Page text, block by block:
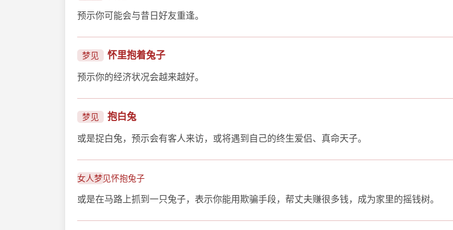
预示你可能会与昔日好友重逢。
梦见 怀里抱着兔子
预示你的经济状况会越来越好。
梦见 抱白兔
或是捉白兔，预示会有客人来访，或将遇到自己的终生爱侣、真命天子。
女人梦见怀抱兔子
或是在马路上抓到一只兔子，表示你能用欺骗手段，帮丈夫赚很多钱，成为家里的摇钱树。